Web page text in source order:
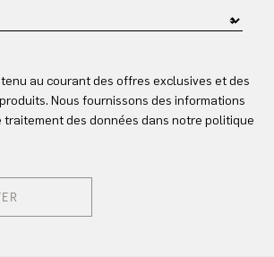
au courant des offres exclusives et des
Nous fournissons des informations
des données dans notre politique